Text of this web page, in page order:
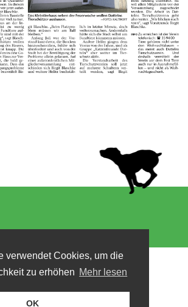
verwendet Cookies, um die
zu erhöhen Mehr lesen
OK